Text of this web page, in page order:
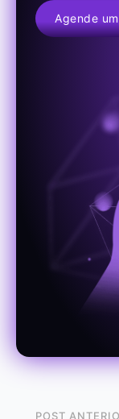
Agende
POST